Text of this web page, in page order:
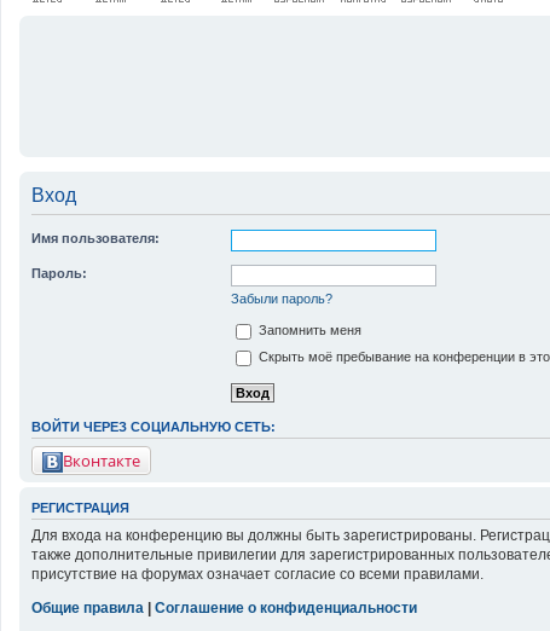
Вход
Имя пользователя:
Пароль:
Забыли пароль?
Запомнить меня
Скрыть моё пребывание на конференции в
ВОЙТИ ЧЕРЕЗ СОЦИАЛЬНУЮ СЕТЬ:
Вконтакте
РЕГИСТРАЦИЯ
Для входа на конференцию вы должны быть зарегистрированы.
также дополнительные привилегии для зарегистрированных
присутствие на форумах означает согласие со всеми правилами.
Общие правила
Соглашение о конфиденциальности